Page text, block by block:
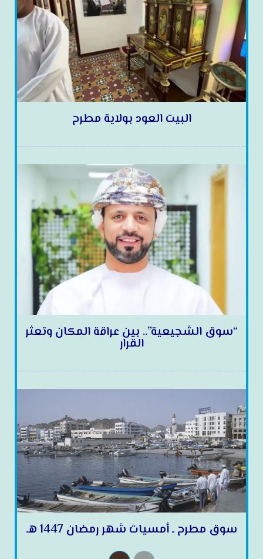
البيت العود بولاية مطرح
“سوق الشجيعية”.. بين عراقة المكان وتعثر
القرار
سوق مطرح ـ أمسيات شهر رمضان 1447 هـ